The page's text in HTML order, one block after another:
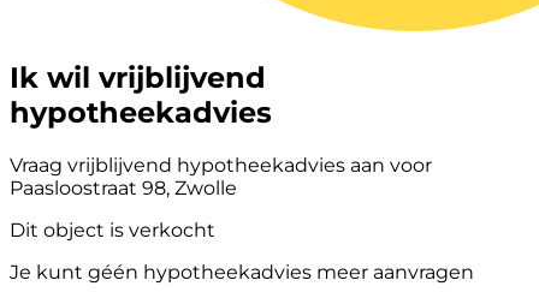
Ik wil vrijblijvend
hypotheekadvies
Vraag vrijblijvend hypotheekadvies aan voor
Paasloostraat 98, Zwolle
Dit object is verkocht
Je kunt géén hypotheekadvies meer aanvragen